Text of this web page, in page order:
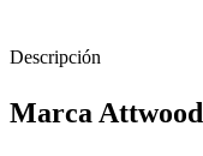
Descripción
Marca Attwood